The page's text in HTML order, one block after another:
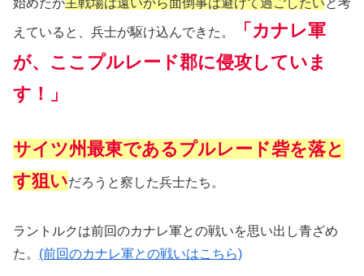
始めたが主戦場は遠いから面倒事は避けて過ごしたいと考
えていると、兵士が駆け込んできた。
「カナレ軍
が、ここプルレード郡に侵攻していま
す！」
サイツ州最東であるプルレード砦を落と
す狙いだろうと察した兵士たち。
ラントルクは前回のカナレ軍との戦いを思い出し青ざめ
た。 (前回のカナレ軍との戦いはこちら)